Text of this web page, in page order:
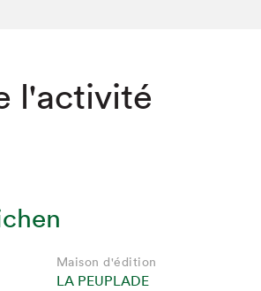
l'activité
Maison d'édition
LA PEUPLADE